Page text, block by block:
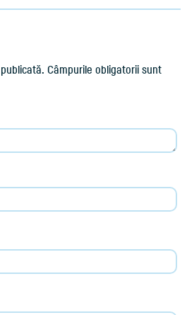
Câmpurile obligatorii sunt